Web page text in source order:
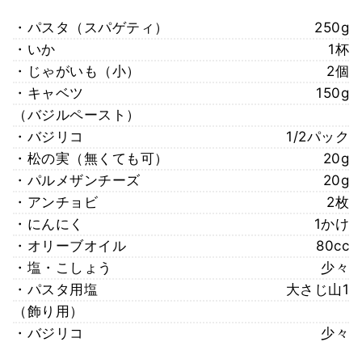
・パスタ（スパゲティ）
250g
・いか
1杯
・じゃがいも（小）
2個
・キャベツ
150g
（バジルペースト）
・バジリコ
1/2パック
・松の実（無くても可）
20g
・パルメザンチーズ
20g
・アンチョビ
2枚
・にんにく
1かけ
・オリーブオイル
80cc
・塩・こしょう
少々
・パスタ用塩
大さじ山1
（飾り用）
・バジリコ
少々